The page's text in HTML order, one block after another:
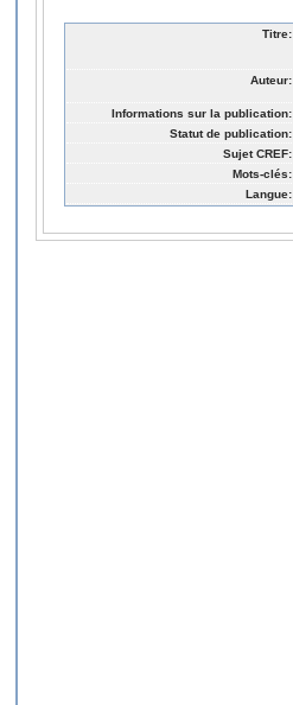
Titre:
Auteur:
Informations sur la publication:
Statut de publication:
Sujet CREF:
Mots-clés:
Langue: